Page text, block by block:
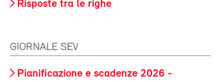
Risposte tra le righe
GIORNALE SEV
Pianificazione e scadenze 2026 -